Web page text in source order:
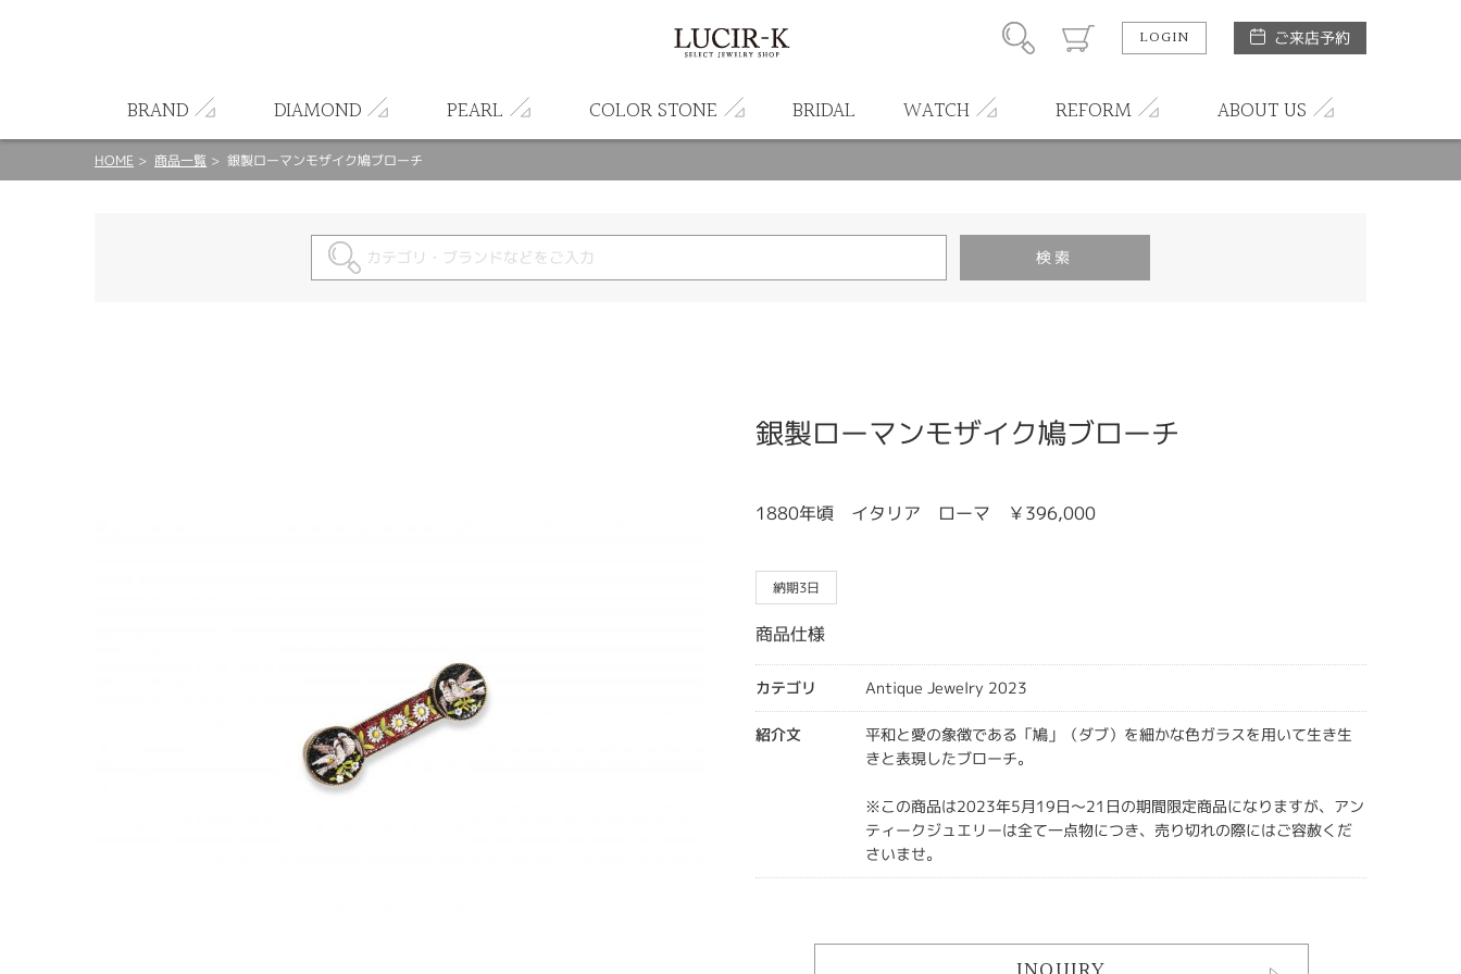
LOGIN ご来店予約
BRAND DIAMOND PEARL COLOR STONE BRIDAL WATCH REFORM ABOUT US
HOME 商品一覧 銀製ローマンモザイク鳩ブローチ
銀製ローマンモザイク鳩ブローチ
1880年頃 イタリア ローマ ￥396,000
納期3日
商品仕様
カテゴリ Antique Jewelry 2023
紹介文
平和と愛の象徴である「鳩」（ダブ）を細かな色ガラスを用いて生き生
きと表現したブローチ。
※この商品は2023年5月19日～21日の期間限定商品になりますが、アン
ティークジュエリーは全て一点物につき、売り切れの際にはご容赦くだ
さいませ。